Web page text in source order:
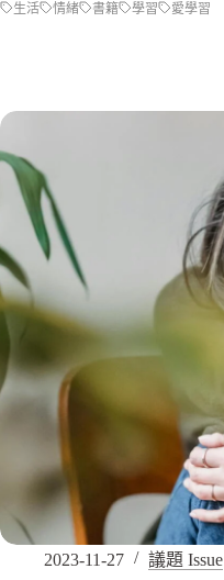
生活 情緒 書籍 學習 愛學習
2023-11-27 議題 Issue